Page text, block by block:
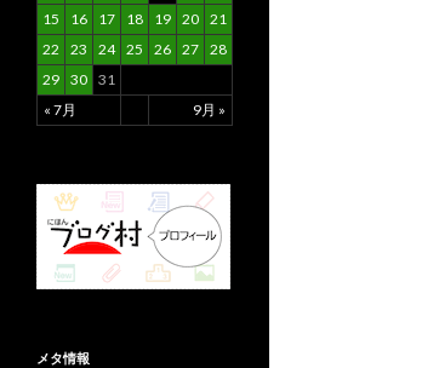
« 7月 9月 »
15
16 17 18 19 20 21
22
23 24 25 26 27 28
29 30 31
メタ情報